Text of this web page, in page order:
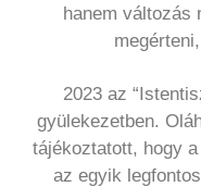
hanem változás
2023 az
gyülekezetben.
tájékoztatott, hogy
az egyik